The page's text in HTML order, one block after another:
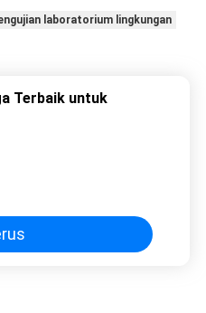
laboratorium lingkungan
Terbaik untuk